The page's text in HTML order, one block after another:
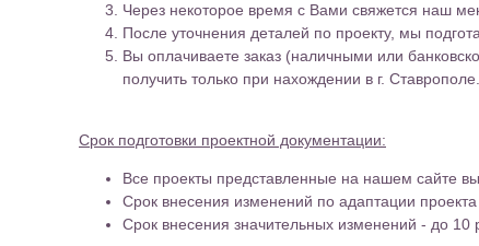
Через некоторое время с Вами свяжется наш
После уточнения деталей по проекту, мы
Вы оплачиваете заказ (наличными или
получить только при нахождении в г. Ставрополе.
Срок подготовки проектной документации:
Все проекты представленные на нашем сайте
Срок внесения изменений по адаптации
Срок внесения значительных изменений - до 10